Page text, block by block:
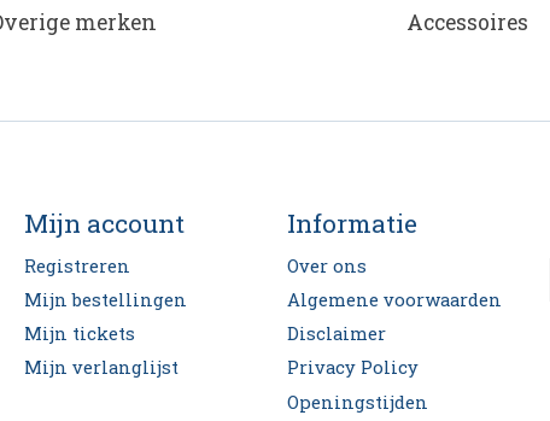
merken Accessoires
Mijn account
Registreren
Mijn bestellingen
Mijn tickets
Mijn verlanglijst
Informatie
Over ons
Algemene voorwaarden
Disclaimer
Privacy Policy
Openingstijden